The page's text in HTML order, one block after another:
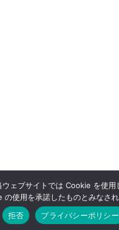
ェブサイトでは Cookie を使
の使用を承諾したものとみなさ
拒否 プライバシーポリシー